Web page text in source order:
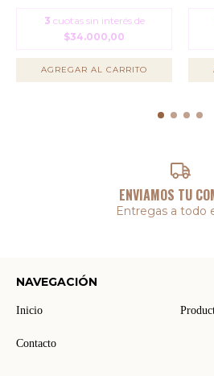
3 cuotas sin interés de
$34.000,00
AGREGAR AL CARRITO
ENVIAMOS TU
Entregas a todo
NAVEGACIÓN
Inicio
Contacto